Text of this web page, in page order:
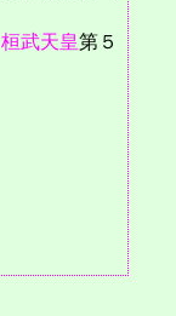
桓武天皇第５